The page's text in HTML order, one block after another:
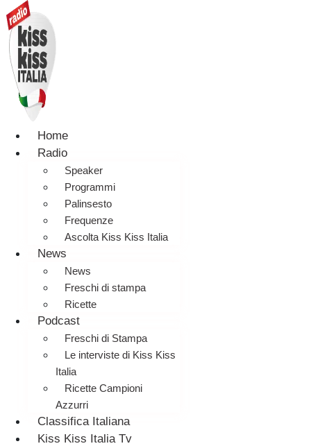
Home
Radio
Speaker
Programmi
Palinsesto
Frequenze
Ascolta Kiss Kiss Italia
News
News
Freschi di stampa
Ricette
Podcast
Freschi di Stampa
Le interviste di Kiss Kiss
Italia
Ricette Campioni
Azzurri
Classifica Italiana
Kiss Kiss Italia Tv